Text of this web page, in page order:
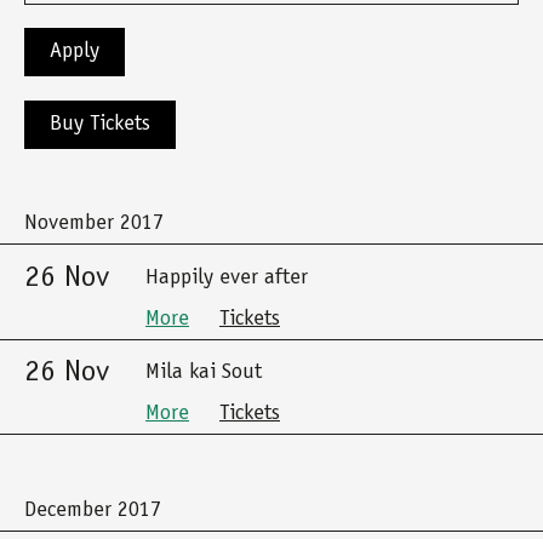
Buy Tickets
November 2017
26 Nov
Happily ever after
More
Tickets
26 Nov
Mila kai Sout
More
Tickets
December 2017